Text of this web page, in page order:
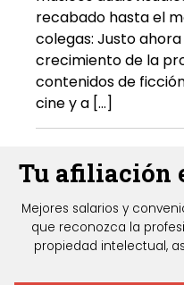
recabado hasta el
colegas: Justo
crecimiento de la
contenidos de
cine y a […]
Tu afiliación
Mejores salarios y
que reconozca la
propiedad intelectual,